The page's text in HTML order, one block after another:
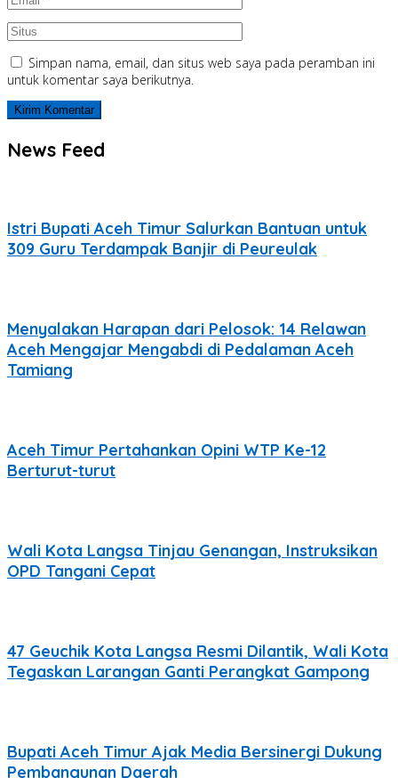
Simpan nama, email, dan situs web saya pada peramban ini
untuk komentar saya berikutnya.
News Feed
Istri Bupati Aceh Timur Salurkan Bantuan untuk
309 Guru Terdampak Banjir di Peureulak
Menyalakan Harapan dari Pelosok: 14 Relawan
Aceh Mengajar Mengabdi di Pedalaman Aceh
Tamiang
Aceh Timur Pertahankan Opini WTP Ke-12
Berturut-turut
Wali Kota Langsa Tinjau Genangan, Instruksikan
OPD Tangani Cepat
47 Geuchik Kota Langsa Resmi Dilantik, Wali Kota
Tegaskan Larangan Ganti Perangkat Gampong
Bupati Aceh Timur Ajak Media Bersinergi Dukung
Pembangunan Daerah